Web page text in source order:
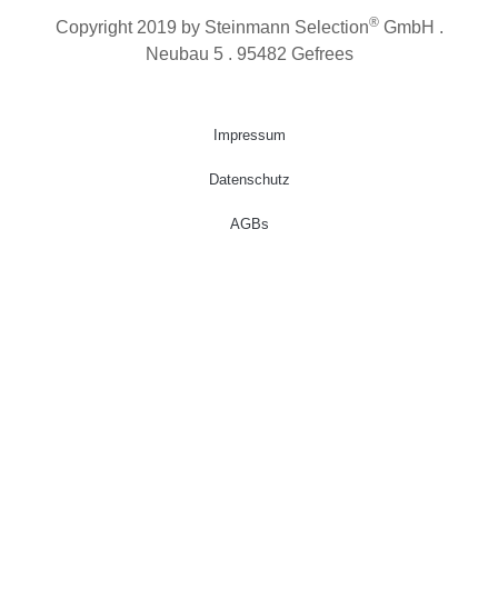
Copyright 2019 by Steinmann Selection®GmbH .
Neubau 5 . 95482 Gefrees
Impressum
Datenschutz
AGBs